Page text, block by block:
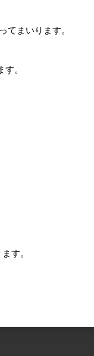
てまいります。
。
す。